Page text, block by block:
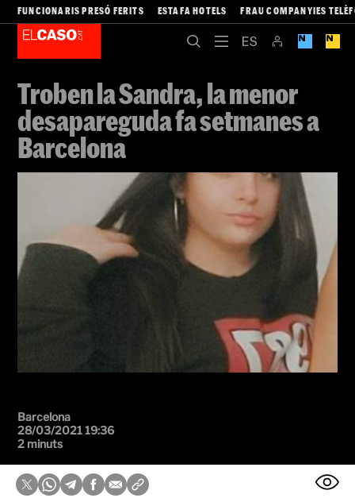
FUNCIONARIS PRESÓ FERITS ESTAFA HOTELS FRAU COMPANYIES
Troben la Sandra, la menor
desapareguda fa setmanes a
Barcelona
Barcelona
28/03/2021 19:36
2 minuts